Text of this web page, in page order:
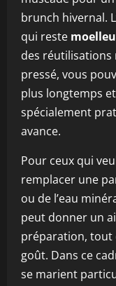
brunch hivernal.
qui reste
des réutilisations
pressé, vous
plus longtemps
spécialement
avance.
Pour ceux qui
remplacer une
ou de l’eau
peut donner un
préparation, tout
goût. Dans ce
se marient